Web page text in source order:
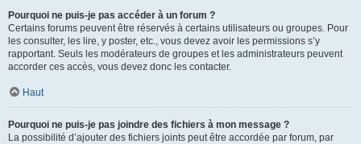
Pourquoi ne puis-je pas accéder à un forum ?
Certains forums peuvent être réservés à certains utilisateurs ou groupes. Pour
les consulter, les lire, y poster, etc., vous devez avoir les permissions s’y
rapportant. Seuls les modérateurs de groupes et les administrateurs peuvent
accorder ces accès, vous devez donc les contacter.
Haut
Pourquoi ne puis-je pas joindre des fichiers à mon message ?
La possibilité d’ajouter des fichiers joints peut être accordée par forum, par